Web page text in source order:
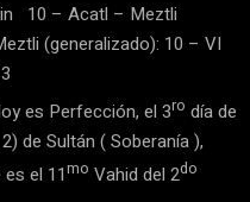
10 – Acatl – Meztli
(generalizado): 10 – VI
es Perfección, el 3ro día de
de Sultán ( Soberanía ),
el 11mo Vahid del 2do